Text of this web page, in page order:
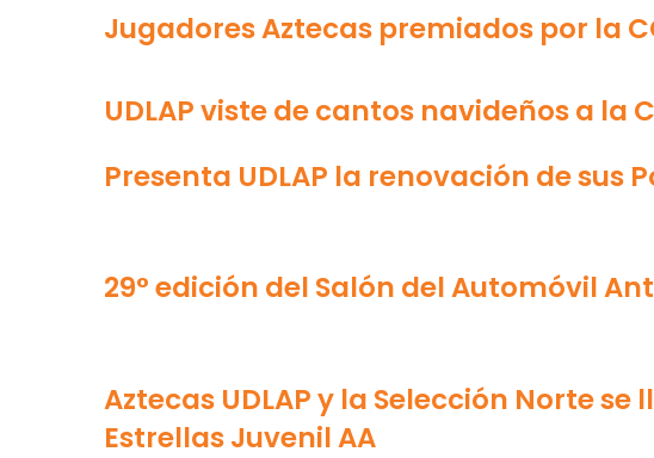
Jugadores Aztecas premiados por la
UDLAP viste de cantos navideños a la
Presenta UDLAP la renovación de sus
29° edición del Salón del Automóvil
Aztecas UDLAP y la Selección Norte se
Estrellas Juvenil AA